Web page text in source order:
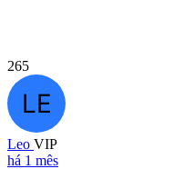
265
Leo VIP
há 1 mês